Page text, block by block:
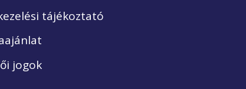
tájékoztató
jogok